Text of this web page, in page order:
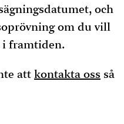
och
om du vill
i framtiden.
attkontakta oss så